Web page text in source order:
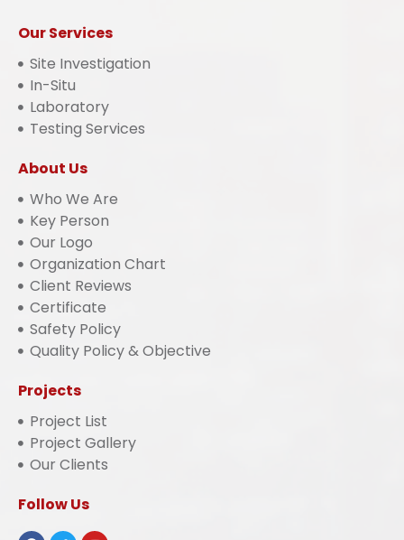
Our Services
Site Investigation
In-Situ
Laboratory
Testing Services
About Us
Who We Are
Key Person
Our Logo
Organization Chart
Client Reviews
Certificate
Safety Policy
Quality Policy & Objective
Projects
Project List
Project Gallery
Our Clients
Follow Us